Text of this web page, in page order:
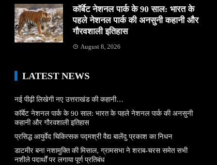
कॉर्बेट नेशनल पार्क के 90 साल: भारत के
पहले नेशनल पार्क की अनसुनी कहानी और
गौरवशाली इतिहास
August 8, 2026
LATEST NEWS
नई पीढ़ी लिखेगी नए उत्तराखंड की कहानी…
कॉर्बेट नेशनल पार्क के 90 साल: भारत के पहले नेशनल पार्क की अनसुनी
कहानी और गौरवशाली इतिहास
प्रसिद्ध आयुर्वेद चिकित्सक पद्मश्री वैद्य बालेंदु प्रकाश का निधन
डाटमीर बना नशामुक्ति की मिसाल, ग्रामसभा ने शराब-चरस समेत सभी
नशीले पदार्थों पर लगाया पूर्ण प्रतिबंध